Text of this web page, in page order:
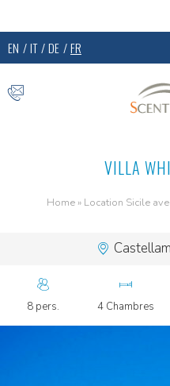
EN IT DE FR
VILLA
Home » Location Sicile
8 pers. 4 Chambres